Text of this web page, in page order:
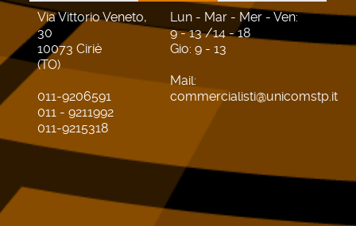
Via Vittorio Veneto,
30
10073 Ciriè
(TO)
011-9206591
011 - 9211992
011-9215318
Lun - Mar - Mer - Ven:
9 - 13 /14 - 18
Gio: 9 - 13
Mail:
commercialisti@unicomstp.it